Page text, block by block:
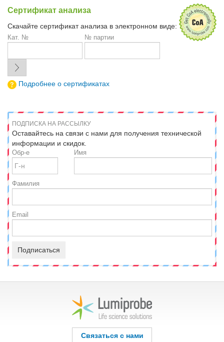
Сертификат анализа
Скачайте сертификат анализа в электронном виде:
Кат. № № партии
Подробнее о сертификатах
ПОДПИСКА НА РАССЫЛКУ
Оставайтесь на связи с нами для получения технической
информации и скидок.
Обр-е Имя
Фамилия
Email
Подписаться
Связаться с нами